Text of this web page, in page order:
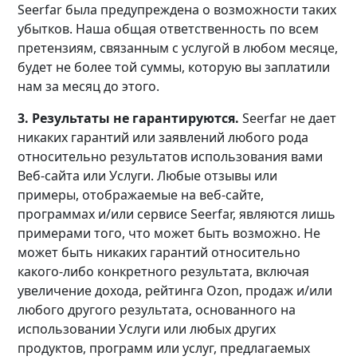
Seerfar была предупреждена о возможности таких
убытков. Наша общая ответственность по всем
претензиям, связанным с услугой в любом месяце,
будет не более той суммы, которую вы заплатили
нам за месяц до этого.
3. Результаты не гарантируются.Seerfar не дает
никаких гарантий или заявлений любого рода
относительно результатов использования вами
Веб-сайта или Услуги. Любые отзывы или
примеры, отображаемые на веб-сайте,
программах и/или сервисе Seerfar, являются лишь
примерами того, что может быть возможно. Не
может быть никаких гарантий относительно
какого-либо конкретного результата, включая
увеличение дохода, рейтинга Ozon, продаж и/или
любого другого результата, основанного на
использовании Услуги или любых других
продуктов, программ или услуг, предлагаемых